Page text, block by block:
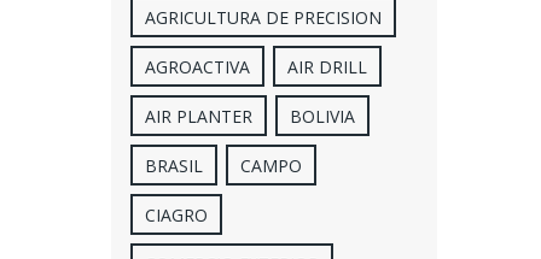
AGRICULTURA DE PRECISION
AGROACTIVA AIR DRILL
AIR PLANTER BOLIVIA
BRASIL CAMPO
CIAGRO